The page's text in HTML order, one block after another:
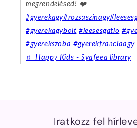
megrendelésed! ❤️
#gyerekagy#rozsaszinagy
#gyerekagybolt #leesesgatlo
#gyerekszoba #gyerekfranciaagy
♬ Happy Kids - Syafeea library
Iratkozz fel